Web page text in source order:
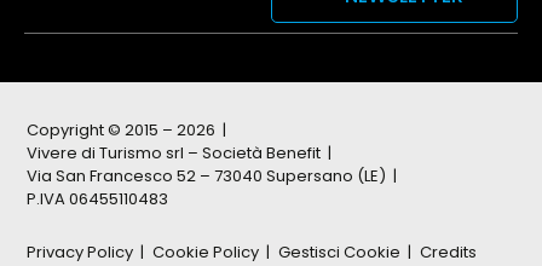
Copyright © 2015 – 2026
Vivere di Turismo srl – Società Benefit
Via San Francesco 52 – 73040 Supersano (LE)
P.IVA 06455110483
Privacy Policy Cookie Policy Gestisci Cookie Credits